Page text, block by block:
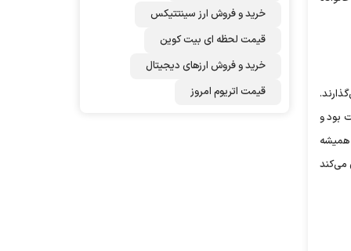
بود و
همیشه
می‌کند
خرید و فروش ارز سینتتیکس
قیمت لحظه ای بیت کوین
خرید و فروش ارزهای دیجیتال
قیمت اتریوم امروز